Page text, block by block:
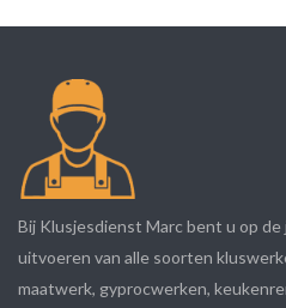
Bij Klusjesdienst Marc bent u op
uitvoeren van alle soorten
maatwerk, gyprocwerken,